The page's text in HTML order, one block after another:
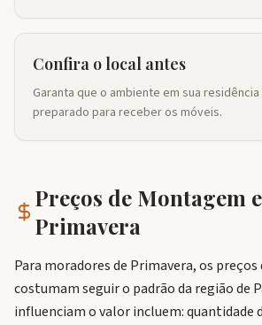
Confira o local antes
Garanta que o ambiente em sua
preparado para receber os móveis.
Preços de Montagem
Primavera
Para moradores de Primavera, os
costumam seguir o padrão da região de
influenciam o valor incluem: quantidade